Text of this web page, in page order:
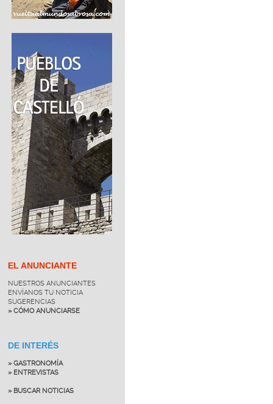
EL ANUNCIANTE
NUESTROS ANUNCIANTES
ENVÍANOS TU NOTICIA
SUGERENCIAS
» CÓMO ANUNCIARSE
DE INTERÉS
» GASTRONOMÍA
» ENTREVISTAS
» BUSCAR NOTICIAS